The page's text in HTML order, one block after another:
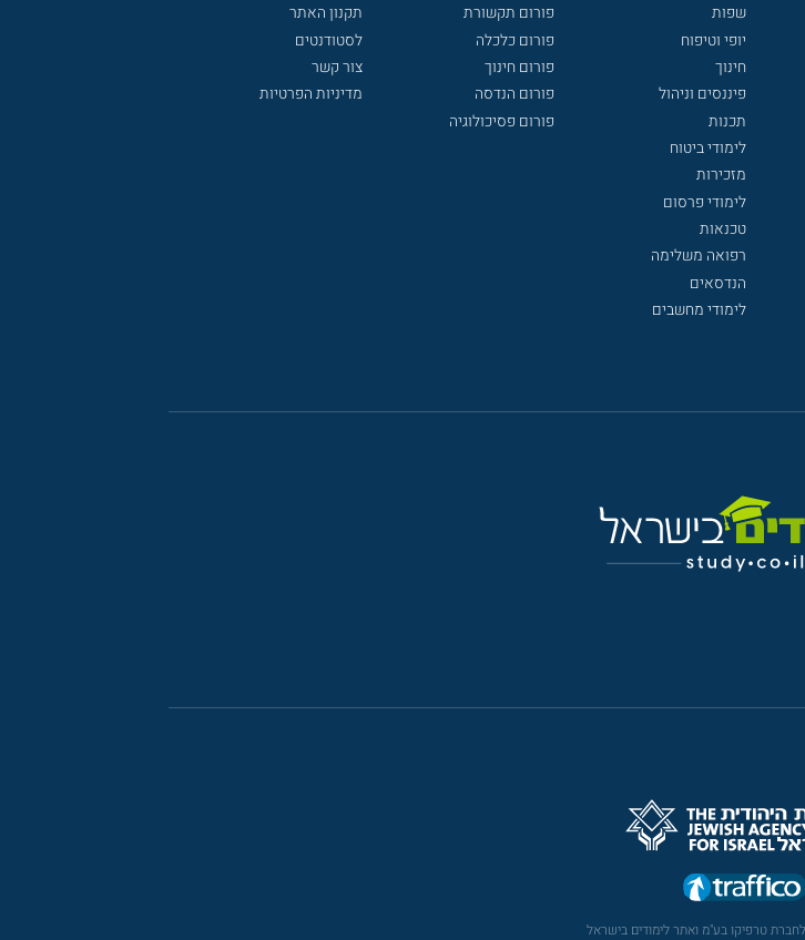
שפות
יופי וטיפוח
חינוך
פיננסים וניהול
תכנות
לימודי ביטוח
מזכירות
לימודי פרסום
טכנאות
רפואה משלימה
הנדסאים
לימודי מחשבים
פורום תקשורת
פורום כלכלה
פורום חינוך
פורום הנדסה
פורום פסיכולוגיה
תקנון האתר
לסטודנטים
צור קשר
מדיניות הפרטיות
טרפיקו בע"מ ואתר לימודים בישראל